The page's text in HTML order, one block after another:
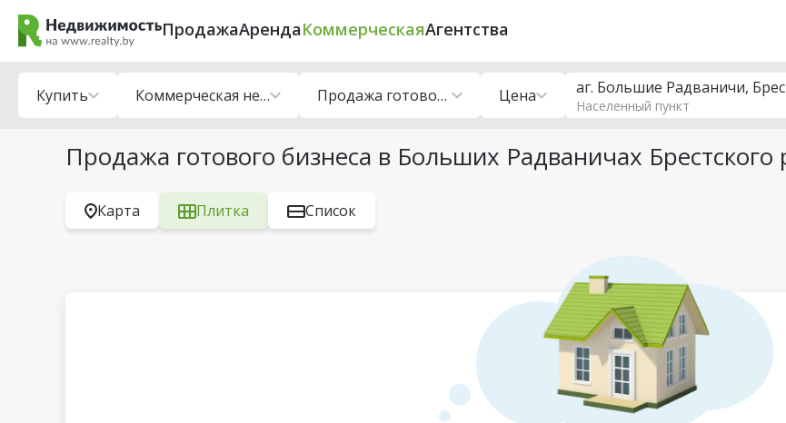
ПродажаАрендаКоммерческаяАгентства
Продажа готового бизнеса в Больших Радваничах Брестского
Купить Коммерческая недвижимость Продажа готового бизнеса Цена аг. Большие Радваничи,
Населенный пункт
Карта Плитка Список